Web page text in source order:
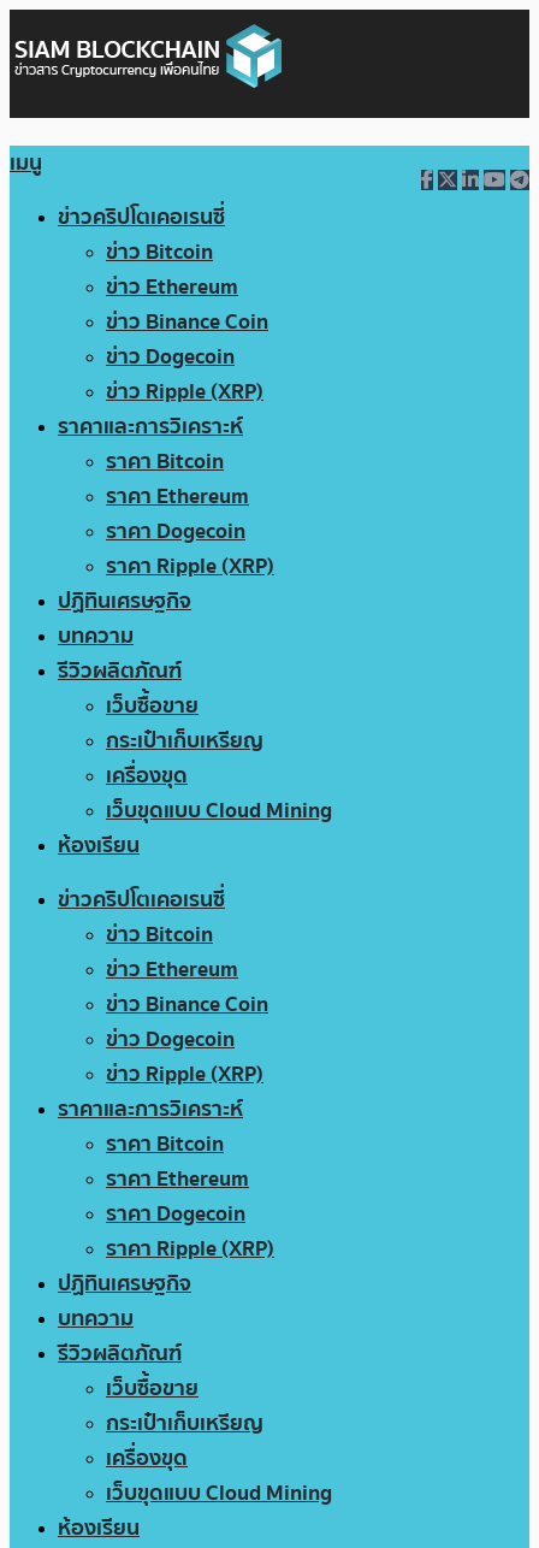
เมนู
ข่าวคริปโตเคอเรนซี่
ข่าว Bitcoin
ข่าว Ethereum
ข่าว Binance Coin
ข่าว Dogecoin
ข่าว Ripple (XRP)
ราคาและการวิเคราะห์
ราคา Bitcoin
ราคา Ethereum
ราคา Dogecoin
ราคา Ripple (XRP)
ปฏิทินเศรษฐกิจ
บทความ
รีวิวผลิตภัณฑ์
เว็บซื้อขาย
กระเป๋าเก็บเหรียญ
เครื่องขุด
เว็บขุดแบบ Cloud Mining
ห้องเรียน
ข่าวคริปโตเคอเรนซี่
ข่าว Bitcoin
ข่าว Ethereum
ข่าว Binance Coin
ข่าว Dogecoin
ข่าว Ripple (XRP)
ราคาและการวิเคราะห์
ราคา Bitcoin
ราคา Ethereum
ราคา Dogecoin
ราคา Ripple (XRP)
ปฏิทินเศรษฐกิจ
บทความ
รีวิวผลิตภัณฑ์
เว็บซื้อขาย
กระเป๋าเก็บเหรียญ
เครื่องขุด
เว็บขุดแบบ Cloud Mining
ห้องเรียน